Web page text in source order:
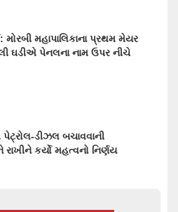
મોરબી મહાપાલિકાના પ્રથમ મેયર
ઘડીએ પેનલના નામ ઉપર નીચે
ડીઝલ બચાવવાની
કર્યો મહત્વનો નિર્ણય